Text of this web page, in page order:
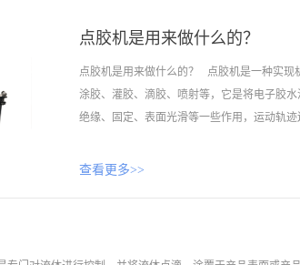
点胶机是用来做什么的？
点胶机是用来做什么的？ 点胶机是一种实现
涂胶、灌胶、滴胶、喷射等，它是将电子胶
绝缘、固定、表面光滑等一些作用，运动轨迹
查看更多>>